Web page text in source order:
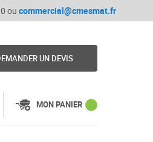
ou commercial@cmesmat.fr
UN DEVIS
MON PANIER